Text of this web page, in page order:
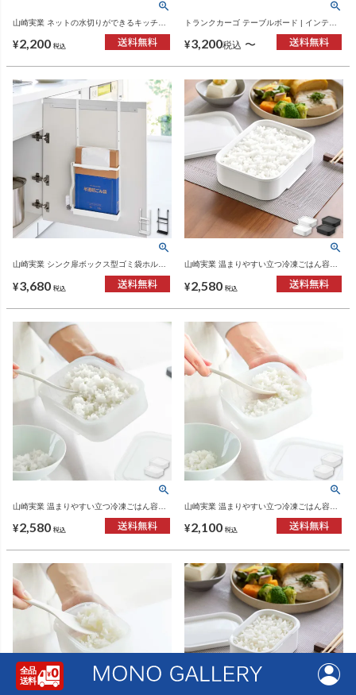
山崎実業 ネットの水切りができるキッチン
ン雑貨・タワーシリーズ
¥2,200 税込
トランクカーゴ テーブルボード | インテリ
¥3,200税込 〜
山崎実業 シンク扉ボックス型ゴミ袋ホルダ
ー タワー tower | キッチン雑貨・タワーシリ
ーズ
¥3,680 税込
山崎実業 温まりやすい立つ冷凍ごはん容器
タワー L 2個組 tower | キッチン雑貨・タワ
ーシリーズ
¥2,580 税込
山崎実業 温まりやすい立つ冷凍ごはん容器
貨・タワーシリーズ
¥2,580 税込
山崎実業 温まりやすい立つ冷凍ごはん容器
雑貨・タワーシリーズ
¥2,100 税込